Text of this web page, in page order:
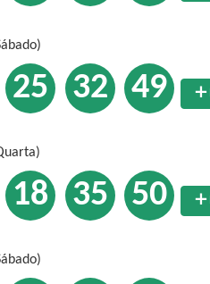
25 32 49
18 35 50